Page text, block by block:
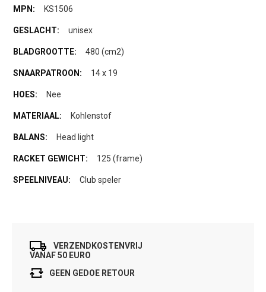
KS1506
unisex
480 (cm2)
14 x 19
Nee
Kohlenstof
Head light
125 (frame)
Club speler
VERZENDKOSTENVRIJ
VANAF 50 EURO
GEEN GEDOE RETOUR